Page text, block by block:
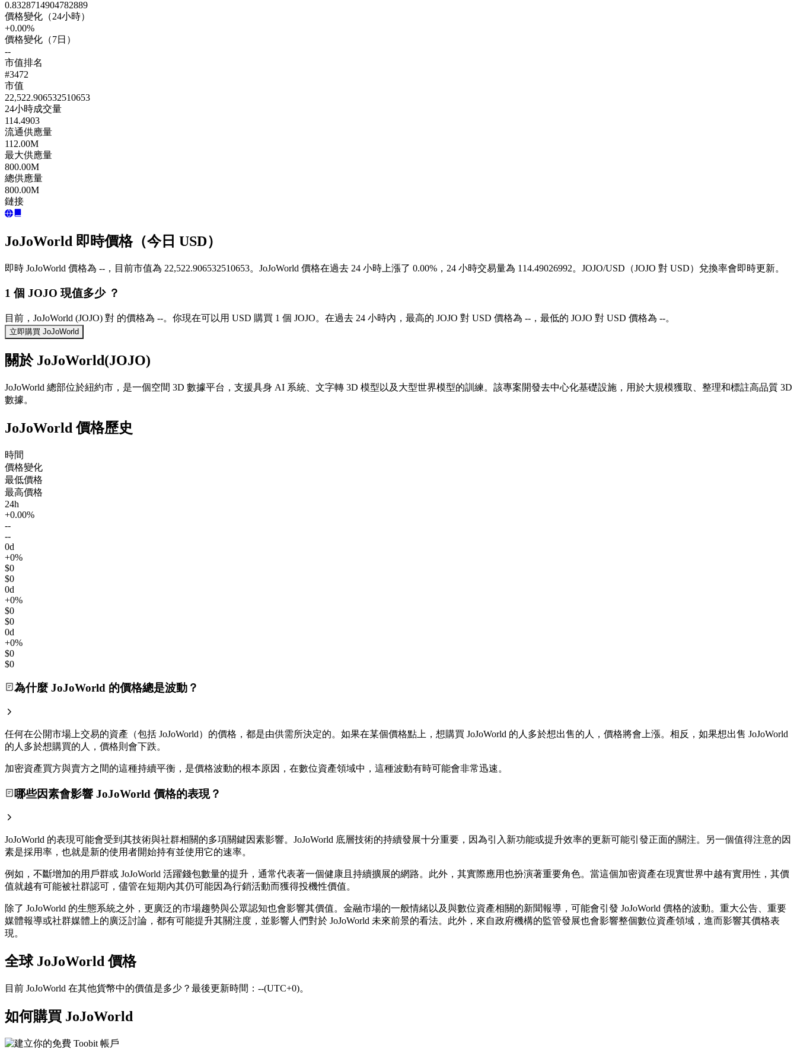
0.8328714904782889
價格變化（24小時）
+0.00%
價格變化（7日）
--
市值排名
#3472
市值
22,522.906532510653
24小時成交量
114.4903
流通供應量
112.00M
最大供應量
800.00M
總供應量
800.00M
鏈接
JoJoWorld 即時價格（今日 USD）
即時 JoJoWorld 價格為 --，目前市值為 22,522.906532510653。JoJoWorld 價格在過去 24 小時上漲了 0.00%，24 小時交易量為 114.49026992。JOJO/USD（JOJO 對 USD）兌換率會即時更新。
1 個 JOJO 現值多少 ？
目前，JoJoWorld (JOJO) 對 的價格為 --。你現在可以用 USD 購買 1 個 JOJO。在過去 24 小時內，最高的 JOJO 對 USD 價格為 --，最低的 JOJO 對 USD 價格為 --。
立即購買 JoJoWorld
關於 JoJoWorld(JOJO)
JoJoWorld 總部位於紐約市，是一個空間 3D 數據平台，支援具身 AI 系統、文字轉 3D 模型以及大型世界模型的訓練。該專案開發去中心化基礎設施，用於大規模獲取、整理和標註高品質 3D
數據。
JoJoWorld 價格歷史
時間
價格變化
最低價格
最高價格
24h
+0.00%
--
--
0d
+0%
$0
$0
0d
+0%
$0
$0
0d
+0%
$0
$0
為什麼 JoJoWorld 的價格總是波動？
任何在公開市場上交易的資產（包括 JoJoWorld）的價格，都是由供需所決定的。如果在某個價格點上，想購買 JoJoWorld 的人多於想出售的人，價格將會上漲。相反，如果想出售 JoJoWorld
的人多於想購買的人，價格則會下跌。
加密資產買方與賣方之間的這種持續平衡，是價格波動的根本原因，在數位資產領域中，這種波動有時可能會非常迅速。
哪些因素會影響 JoJoWorld 價格的表現？
JoJoWorld 的表現可能會受到其技術與社群相關的多項關鍵因素影響。JoJoWorld 底層技術的持續發展十分重要，因為引入新功能或提升效率的更新可能引發正面的關注。另一個值得注意的因
素是採用率，也就是新的使用者開始持有並使用它的速率。
例如，不斷增加的用戶群或 JoJoWorld 活躍錢包數量的提升，通常代表著一個健康且持續擴展的網路。此外，其實際應用也扮演著重要角色。當這個加密資產在現實世界中越有實用性，其價
值就越有可能被社群認可，儘管在短期內其仍可能因為行銷活動而獲得投機性價值。
除了 JoJoWorld 的生態系統之外，更廣泛的市場趨勢與公眾認知也會影響其價值。金融市場的一般情緒以及與數位資產相關的新聞報導，可能會引發 JoJoWorld 價格的波動。重大公告、重要
媒體報導或社群媒體上的廣泛討論，都有可能提升其關注度，並影響人們對於 JoJoWorld 未來前景的看法。此外，來自政府機構的監管發展也會影響整個數位資產領域，進而影響其價格表
現。
全球 JoJoWorld 價格
目前 JoJoWorld 在其他貨幣中的價值是多少？最後更新時間：--(UTC+0)。
如何購買 JoJoWorld